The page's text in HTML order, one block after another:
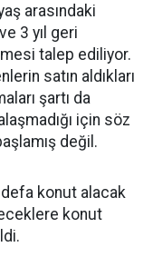
arasındaki
3 yıl geri
talep ediliyor.
satın aldıkları
şartı da
için söz
değil.
konut alacak
konut